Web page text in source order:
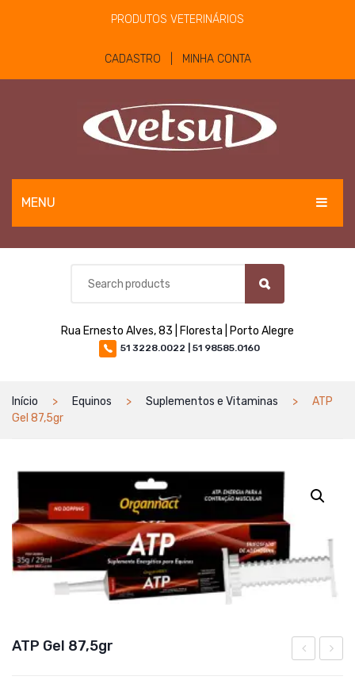
PRODUTOS VETERINÁRIOS
CADASTRO | MINHA CONTA
MENU
EQUINOS
BOVINOS E OVINOS
MATERIAIS E EQUIPAMENTOS
Rua Ernesto Alves, 83 | Floresta | Porto Alegre
51 3228.0022 | 51 98585.0160
Início Equinos Suplementos e Vitaminas
ATP
Gel 87,5gr
ATP Gel 87,5gr